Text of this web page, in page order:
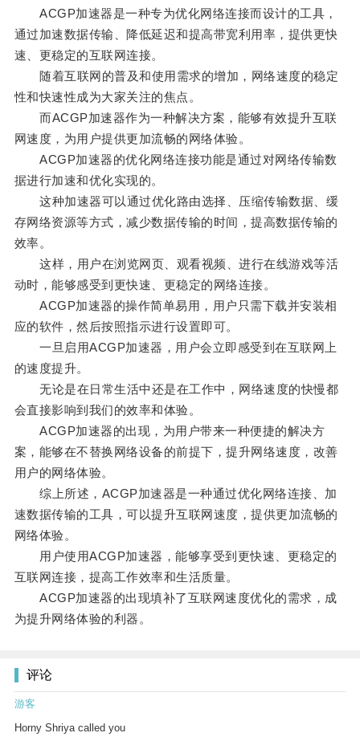
ACGP加速器是一种专为优化网络连接而设计的工具，
通过加速数据传输、降低延迟和提高带宽利用率，提供更快
速、更稳定的互联网连接。
随着互联网的普及和使用需求的增加，网络速度的稳定
性和快速性成为大家关注的焦点。
而ACGP加速器作为一种解决方案，能够有效提升互联
网速度，为用户提供更加流畅的网络体验。
ACGP加速器的优化网络连接功能是通过对网络传输数
据进行加速和优化实现的。
这种加速器可以通过优化路由选择、压缩传输数据、缓
存网络资源等方式，减少数据传输的时间，提高数据传输的
效率。
这样，用户在浏览网页、观看视频、进行在线游戏等活
动时，能够感受到更快速、更稳定的网络连接。
ACGP加速器的操作简单易用，用户只需下载并安装相
应的软件，然后按照指示进行设置即可。
一旦启用ACGP加速器，用户会立即感受到在互联网上
的速度提升。
无论是在日常生活中还是在工作中，网络速度的快慢都
会直接影响到我们的效率和体验。
ACGP加速器的出现，为用户带来一种便捷的解决方
案，能够在不替换网络设备的前提下，提升网络速度，改善
用户的网络体验。
综上所述，ACGP加速器是一种通过优化网络连接、加
速数据传输的工具，可以提升互联网速度，提供更加流畅的
网络体验。
用户使用ACGP加速器，能够享受到更快速、更稳定的
互联网连接，提高工作效率和生活质量。
ACGP加速器的出现填补了互联网速度优化的需求，成
为提升网络体验的利器。
评论
游客
Horny Shriya called you